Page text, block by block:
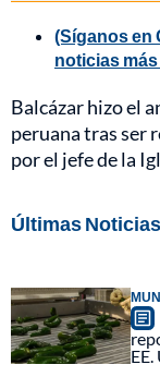
(Síganos en
noticias
Balcázar hizo el
peruana tras ser
por el jefe de la
Últimas Noticias
EE.